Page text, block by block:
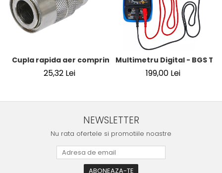
Cupla rapida aer comprimat cu racord furtun 8 mm (5/
25,32 Lei
Multimetru Digital - BGS
199,00 Lei
NEWSLETTER
Nu rata ofertele si promotiile noastre